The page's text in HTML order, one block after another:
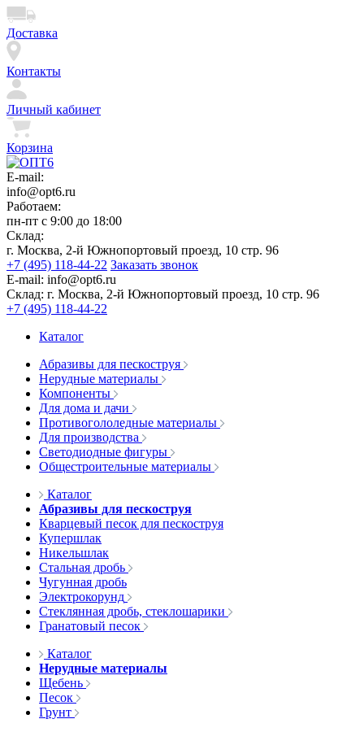
Доставка
Контакты
Личный кабинет
Корзина
E-mail:
info@opt6.ru
Работаем:
пн-пт с 9:00 до 18:00
Склад:
г. Москва, 2-й Южнопортовый проезд, 10 стр. 96
+7 (495) 118-44-22 Заказать звонок
E-mail: info@opt6.ru
Склад: г. Москва, 2-й Южнопортовый проезд, 10 стр. 96
+7 (495) 118-44-22
Каталог
Абразивы для пескоструя
Нерудные материалы
Компоненты
Для дома и дачи
Противогололедные материалы
Для производства
Светодиодные фигуры
Общестроительные материалы
Каталог
Абразивы для пескоструя
Кварцевый песок для пескоструя
Купершлак
Никельшлак
Стальная дробь
Чугунная дробь
Электрокорунд
Стеклянная дробь, стеклошарики
Гранатовый песок
Каталог
Нерудные материалы
Щебень
Песок
Грунт